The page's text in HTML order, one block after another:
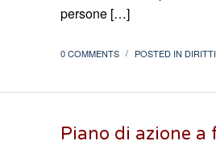
persone […]
0 COMMENTS / POSTED IN
Piano di azione